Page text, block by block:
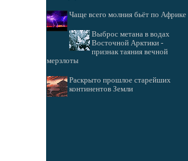
Чаще всего молния бьёт по Африке
Выброс метана в водах
Восточной Арктики -
признак таяния вечной
мерзлоты
Раскрыто прошлое старейших
континентов Земли